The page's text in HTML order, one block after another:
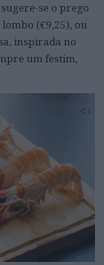
se o prego
(€9,25), ou
inspirada no
um festim,